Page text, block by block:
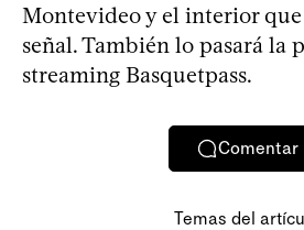
Montevideo y el interior
señal. También lo pasará la
streaming Basquetpass.
Comentar
Temas del